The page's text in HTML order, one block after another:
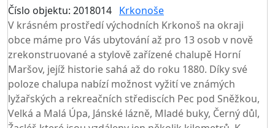
Číslo objektu: 2018014 Krkonoše
V krásném prostředí východních Krkonoš na okraji
obce máme pro Vás ubytování až pro 13 osob v nově
zrekonstruované a stylově zařízené chalupě Horní
Maršov, jejíž historie sahá až do roku 1880. Díky své
poloze chalupa nabízí možnost vyžití ve známých
lyžařských a rekreačních střediscích Pec pod Sněžkou,
Velká a Malá Úpa, Jánské lázně, Mladé buky, Černý důl,